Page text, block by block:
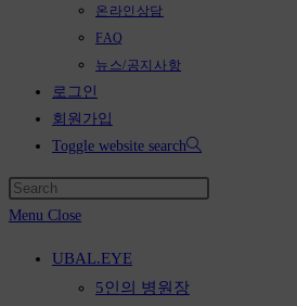
온라인상담
FAQ
뉴스/공지사항
로그인
회원가입
Toggle website search
Menu Close
UBAL.EYE
5인의 병원장